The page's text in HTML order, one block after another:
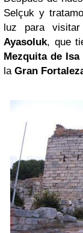
Selçuk y
luz para
Ayasoluk, que
Mezquita de Isa
la Gran